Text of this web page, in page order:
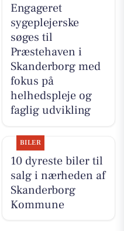
Engageret
sygeplejerske
søges til
Præstehaven i
Skanderborg med
fokus på
helhedspleje og
faglig udvikling
BILER
10 dyreste biler til
salg i nærheden af
Skanderborg
Kommune